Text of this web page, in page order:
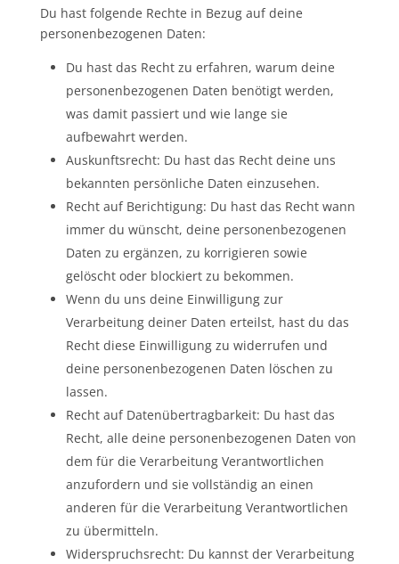
Du hast folgende Rechte in Bezug auf deine
personenbezogenen Daten:
Du hast das Recht zu erfahren, warum deine
personenbezogenen Daten benötigt werden,
was damit passiert und wie lange sie
aufbewahrt werden.
Auskunftsrecht: Du hast das Recht deine uns
bekannten persönliche Daten einzusehen.
Recht auf Berichtigung: Du hast das Recht wann
immer du wünscht, deine personenbezogenen
Daten zu ergänzen, zu korrigieren sowie
gelöscht oder blockiert zu bekommen.
Wenn du uns deine Einwilligung zur
Verarbeitung deiner Daten erteilst, hast du das
Recht diese Einwilligung zu widerrufen und
deine personenbezogenen Daten löschen zu
lassen.
Recht auf Datenübertragbarkeit: Du hast das
Recht, alle deine personenbezogenen Daten von
dem für die Verarbeitung Verantwortlichen
anzufordern und sie vollständig an einen
anderen für die Verarbeitung Verantwortlichen
zu übermitteln.
Widerspruchsrecht: Du kannst der Verarbeitung